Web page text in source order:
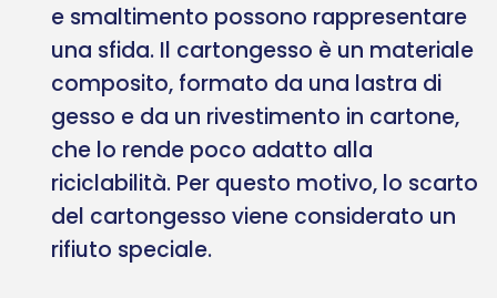
e smaltimento possono rappresentare
una sfida. Il cartongesso è un materiale
composito, formato da una lastra di
gesso e da un rivestimento in cartone,
che lo rende poco adatto alla
riciclabilità. Per questo motivo, lo scarto
del cartongesso viene considerato un
rifiuto speciale.